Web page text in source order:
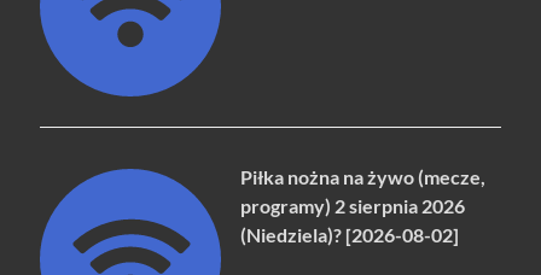
Piłka nożna na żywo (mecze,
programy) 2 sierpnia 2026
(Niedziela)? [2026-08-02]